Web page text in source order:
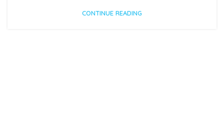
CONTINUE READING